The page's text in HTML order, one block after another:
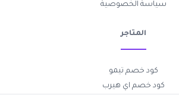
سياسة الخصوصية
المتاجر
كود خصم تيمو
كود خصم اي هيرب